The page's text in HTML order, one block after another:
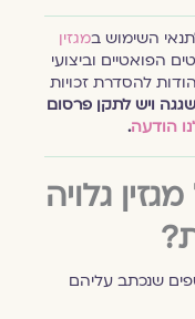
השימוש ב מגזין
וביצועי
להסדרת זכויות
ויש לתקן פרסום
הודעה.
גלויה
שנכתב עליהם